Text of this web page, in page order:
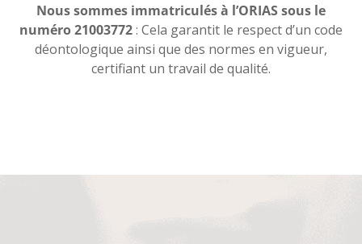
Nous sommes immatriculés à l’ORIAS sous le
numéro 21003772: Cela garantit le respect d’un code
déontologique ainsi que des normes en vigueur,
certifiant un travail de qualité.